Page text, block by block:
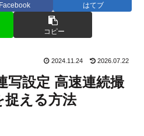
Facebook はてブ
コピー
2024.11.24 2026.07.22
写設定 高速連続撮
捉える方法